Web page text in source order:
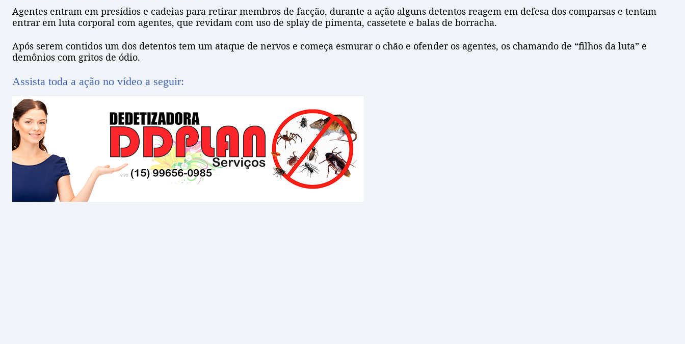
Agentes entram em presídios e cadeias para retirar membros de facção, durante a ação alguns detentos reagem em defesa dos comparsas e tentam
entrar em luta corporal com agentes, que revidam com uso de splay de pimenta, cassetete e balas de borracha.
Após serem contidos um dos detentos tem um ataque de nervos e começa esmurar o chão e ofender os agentes, os chamando de “filhos da luta” e
demônios com gritos de ódio.
Assista toda a ação no vídeo a seguir: